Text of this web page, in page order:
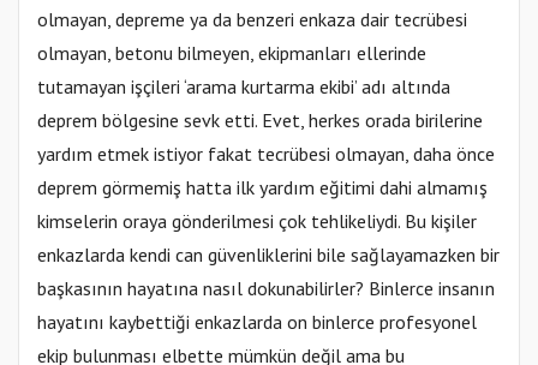
olmayan, depreme ya da benzeri enkaza dair tecrübesi
olmayan, betonu bilmeyen, ekipmanları ellerinde
tutamayan işçileri ‘arama kurtarma ekibi’ adı altında
deprem bölgesine sevk etti. Evet, herkes orada birilerine
yardım etmek istiyor fakat tecrübesi olmayan, daha önce
deprem görmemiş hatta ilk yardım eğitimi dahi almamış
kimselerin oraya gönderilmesi çok tehlikeliydi. Bu kişiler
enkazlarda kendi can güvenliklerini bile sağlayamazken bir
başkasının hayatına nasıl dokunabilirler? Binlerce insanın
hayatını kaybettiği enkazlarda on binlerce profesyonel
ekip bulunması elbette mümkün değil ama bu